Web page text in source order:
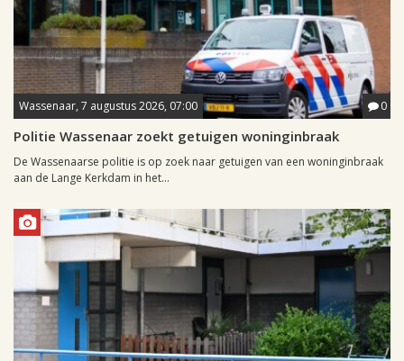
Wassenaar, 7 augustus 2026, 07:00 0
Politie Wassenaar zoekt getuigen woninginbraak
De Wassenaarse politie is op zoek naar getuigen van een woninginbraak
aan de Lange Kerkdam in het...